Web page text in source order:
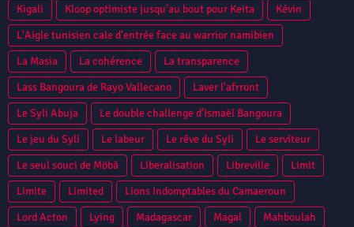
Kigali
Kloop optimiste jusqu’au bout pour Keita
Kévin
L'Aigle tunisien cale d'entrée face au warrior namibien
La Masia
La cohérence
La transparence
Lass Bangoura de Rayo Vallecano
Laver l'afrront
Le Syli Abuja
Le double challenge d’Ismaël Bangoura
Le jeu du Syli
Le labeur Le rêve du Syli
Le serviteur
Le seul souci de Möbã
Liberalisation Libreville
Limit
Limite
Limited
Lions Indomptables du Camaeroun
Lord Acton
Lying Madagascar Magal
Mahboulah